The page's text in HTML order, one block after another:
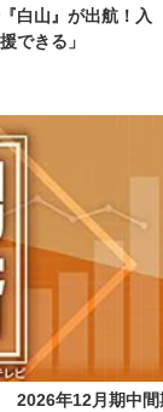
白山』が出航！入
できる」
2026年12月期中間